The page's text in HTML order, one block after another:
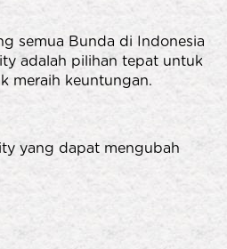
semua Bunda di Indonesia
adalah pilihan tepat untuk
meraih keuntungan.
yang dapat mengubah